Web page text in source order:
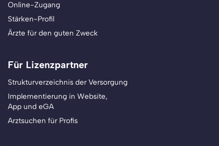
Online-Zugang
Stärken-Profil
Ärzte für den guten Zweck
Für Lizenzpartner
Strukturverzeichnis der Versorgung
Implementierung in Website,
App und eGA
Arztsuchen für Profis